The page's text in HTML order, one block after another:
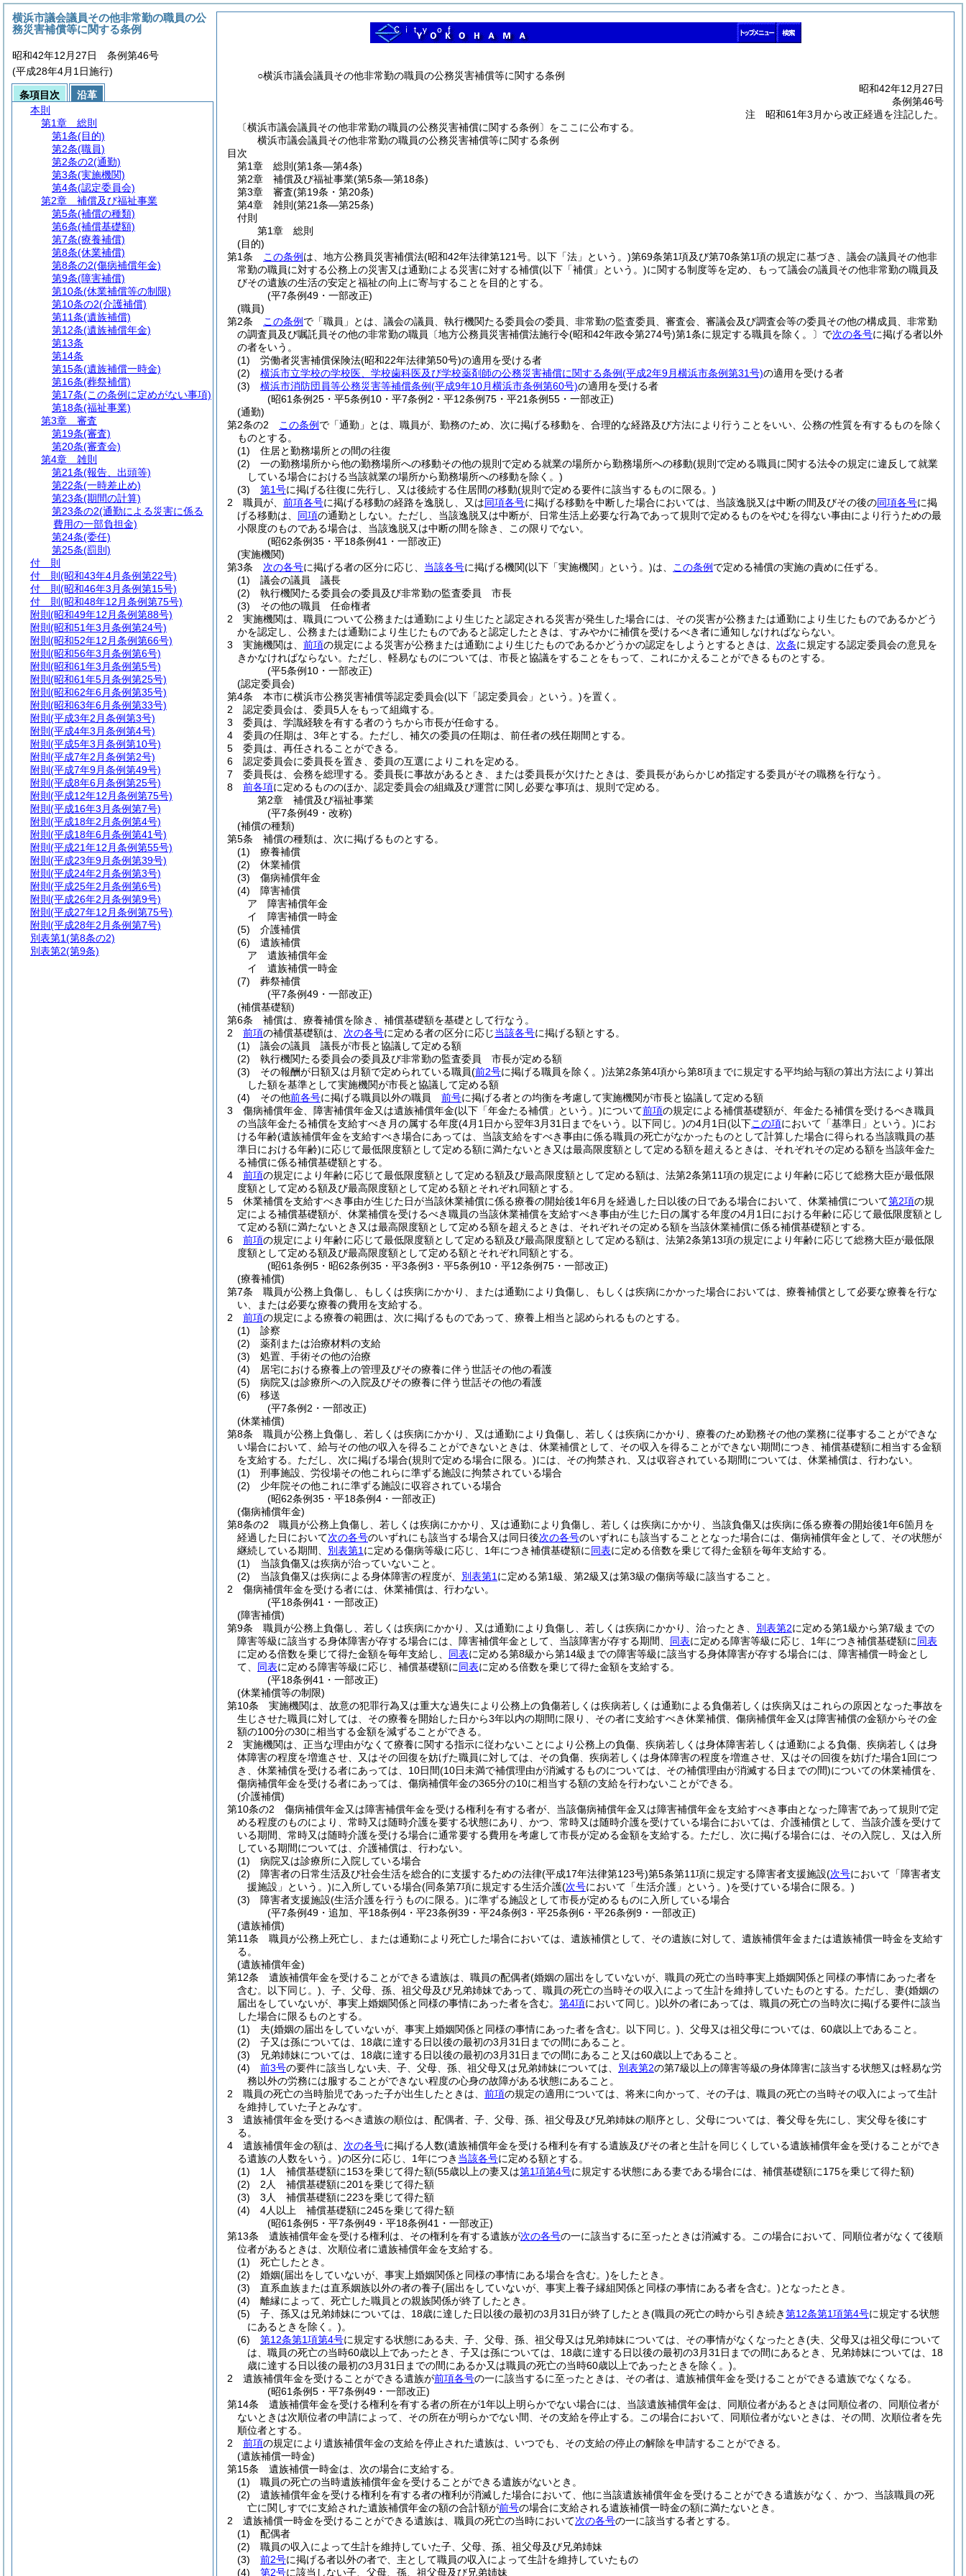
○横浜市議会議員その他非常勤の職員の公務災害補償等に関する条例
昭和42年12月27日
条例第46号
注 昭和61年3月から改正経過を注記した。
〔横浜市議会議員その他非常勤の職員の公務災害補償に関する条例〕をここに公布する。
横浜市議会議員その他非常勤の職員の公務災害補償等に関する条例
目次
第1章
総則 (第1条―第4条)
第2章
補償及び福祉事業(第5条―第18条)
第3章
審査(第19条・第20条)
第4章
雑則 (第21条―第25条)
付則
第1章
総則
(目的)
第1条
この条例 は、地方公務員災害補償法(昭和42年法律第121号。以下「法」という。)第69条第1項及び第70条第1項の規定に基づき、議会の議員その他非
常勤の職員に対する公務上の災害又は通勤による災害に対する補償(以下「補償」という。)に関する制度等を定め、もって議会の議員その他非常勤の職員及
びその遺族の生活の安定と福祉の向上に寄与することを目的とする。
(平7条例49・一部改正)
(職員)
第2条
この条例 で「職員」とは、議会の議員、執行機関たる委員会の委員、非常勤の監査委員、審査会、審議会及び調査会等の委員その他の構成員、非常勤
の調査員及び嘱託員その他の非常勤の職員〔地方公務員災害補償法施行令(昭和42年政令第274号)第1条に規定する職員を除く。 〕で次の各号に掲げる者以外
の者をいう。
(1)
労働者災害補償保険法(昭和22年法律第50号)の適用を受ける者
(2)
横浜市立学校の学校医、学校歯科医及び学校薬剤師の公務災害補償に関する条例(平成2年9月横浜市条例第31号)の適用を受ける者
(3)
横浜市消防団員等公務災害等補償条例(平成9年10月横浜市条例第60号)の適用を受ける者
(昭61条例25・平5条例10・平7条例2・平12条例75・平21条例55・一部改正)
(通勤)
第2条の2
この条例 で「通勤」とは、職員が、勤務のため、次に掲げる移動を、合理的な経路及び方法により行うことをいい、公務の性質を有するものを除く
ものとする。
(1)
住居と勤務場所との間の往復
(2)
一の勤務場所から他の勤務場所への移動その他の規則で定める就業の場所から勤務場所への移動(規則で定める職員に関する法令の規定に違反して就業
している場合における当該就業の場所から勤務場所への移動を除く。)
(3)
第1号に掲げる往復に先行し、又は後続する住居間の移動(規則で定める要件に該当するものに限る。)
2
職員が、 前項各号に掲げる移動の経路を逸脱し、又は同項各号に掲げる移動を中断した場合においては、当該逸脱又は中断の間及びその後の同項各号に掲
げる移動は、 同項の通勤としない。 ただし、当該逸脱又は中断が、日常生活上必要な行為であって規則で定めるものをやむを得ない事由により行うための最
小限度のものである場合は、当該逸脱又は中断の間を除き、この限りでない。
(昭62条例35・平18条例41・一部改正)
(実施機関)
第3条
次の各号に掲げる者の区分に応じ、 当該各号に掲げる機関(以下「実施機関」という。)は、 この条例 で定める補償の実施の責めに任ずる。
(1)
議会の議員 議長
(2)
執行機関たる委員会の委員及び非常勤の監査委員 市長
(3)
その他の職員 任命権者
2
実施機関は、職員について公務または通勤により生じたと認定される災害が発生した場合には、その災害が公務または通勤により生じたものであるかどう
かを認定し、公務または通勤により生じたものであると認定したときは、すみやかに補償を受けるべき者に通知しなければならない。
3
実施機関は、 前項の規定による災害が公務または通勤により生じたものであるかどうかの認定をしようとするときは、 次条に規定する認定委員会の意見を
きかなければならない。 ただし、軽易なものについては、市長と協議をすることをもって、これにかえることができるものとする。
(平5条例10・一部改正)
(認定委員会)
第4条
本市に横浜市公務災害補償等認定委員会(以下「認定委員会」という。)を置く。
2
認定委員会は、委員5人をもって組織する。
3
委員は、学識経験を有する者のうちから市長が任命する。
4
委員の任期は、3年とする。 ただし、補欠の委員の任期は、前任者の残任期間とする。
5
委員は、再任されることができる。
6
認定委員会に委員長を置き、委員の互選によりこれを定める。
7
委員長は、会務を総理する。 委員長に事故があるとき、または委員長が欠けたときは、委員長があらかじめ指定する委員がその職務を行なう。
8
前各項に定めるもののほか、認定委員会の組織及び運営に関し必要な事項は、規則で定める。
第2章
補償及び福祉事業
(平7条例49・改称)
(補償の種類)
第5条
補償の種類は、次に掲げるものとする。
(1)
療養補償
(2)
休業補償
(3)
傷病補償年金
(4)
障害補償
ア
障害補償年金
イ
障害補償一時金
(5)
介護補償
(6)
遺族補償
ア
遺族補償年金
イ
遺族補償一時金
(7)
葬祭補償
(平7条例49・一部改正)
(補償基礎額)
第6条
補償は、療養補償を除き、補償基礎額を基礎として行なう。
2
前項の補償基礎額は、 次の各号に定める者の区分に応じ当該各号に掲げる額とする。
(1)
議会の議員 議長が市長と協議して定める額
(2)
執行機関たる委員会の委員及び非常勤の監査委員 市長が定める額
(3)
その報酬が日額又は月額で定められている職員(前2号に掲げる職員を除く。)法第2条第4項から第8項までに規定する平均給与額の算出方法により算出
した額を基準として実施機関が市長と協議して定める額
(4)
その他前各号に掲げる職員以外の職員 前号に掲げる者との均衡を考慮して実施機関が市長と協議して定める額
3
傷病補償年金、障害補償年金又は遺族補償年金(以下「年金たる補償」という。)について前項の規定による補償基礎額が、年金たる補償を受けるべき職員
の当該年金たる補償を支給すべき月の属する年度(4月1日から翌年3月31日までをいう。以下同じ。)の4月1日(以下この項において「基準日」という。)にお
ける年齢(遺族補償年金を支給すべき場合にあっては、当該支給をすべき事由に係る職員の死亡がなかったものとして計算した場合に得られる当該職員の基
準日における年齢)に応じて最低限度額として定める額に満たないとき又は最高限度額として定める額を超えるときは、それぞれその定める額を当該年金た
る補償に係る補償基礎額とする。
4
前項の規定により年齢に応じて最低限度額として定める額及び最高限度額として定める額は、法第2条第11項の規定により年齢に応じて総務大臣が最低限
度額として定める額及び最高限度額として定める額とそれぞれ同額とする。
5
休業補償を支給すべき事由が生じた日が当該休業補償に係る療養の開始後1年6月を経過した日以後の日である場合において、休業補償について第2項の規
定による補償基礎額が、休業補償を受けるべき職員の当該休業補償を支給すべき事由が生じた日の属する年度の4月1日における年齢に応じて最低限度額とし
て定める額に満たないとき又は最高限度額として定める額を超えるときは、それぞれその定める額を当該休業補償に係る補償基礎額とする。
6
前項の規定により年齢に応じて最低限度額として定める額及び最高限度額として定める額は、法第2条第13項の規定により年齢に応じて総務大臣が最低限
度額として定める額及び最高限度額として定める額とそれぞれ同額とする。
(昭61条例5・昭62条例35・平3条例3・平5条例10・平12条例75・一部改正)
(療養補償)
第7条
職員が公務上負傷し、もしくは疾病にかかり、または通勤により負傷し、もしくは疾病にかかった場合においては、療養補償として必要な療養を行な
い、または必要な療養の費用を支給する。
2
前項の規定による療養の範囲は、次に掲げるものであって、療養上相当と認められるものとする。
(1)
診察
(2)
薬剤または治療材料の支給
(3)
処置、手術その他の治療
(4)
居宅における療養上の管理及びその療養に伴う世話その他の看護
(5)
病院又は診療所への入院及びその療養に伴う世話その他の看護
(6)
移送
(平7条例2・一部改正)
(休業補償)
第8条
職員が公務上負傷し、若しくは疾病にかかり、又は通勤により負傷し、若しくは疾病にかかり、療養のため勤務その他の業務に従事することができな
い場合において、給与その他の収入を得ることができないときは、休業補償として、その収入を得ることができない期間につき、補償基礎額に相当する金額
を支給する。 ただし、次に掲げる場合(規則で定める場合に限る。)には、その拘禁され、又は収容されている期間については、休業補償は、行わない。
(1)
刑事施設、労役場その他これらに準ずる施設に拘禁されている場合
(2)
少年院その他これに準ずる施設に収容されている場合
(昭62条例35・平18条例4・一部改正)
(傷病補償年金)
第8条の2
職員が公務上負傷し、若しくは疾病にかかり、又は通勤により負傷し、若しくは疾病にかかり、当該負傷又は疾病に係る療養の開始後1年6箇月を
経過した日において次の各号のいずれにも該当する場合又は同日後次の各号のいずれにも該当することとなった場合には、傷病補償年金として、その状態が
継続している期間、 別表第1 に定める傷病等級に応じ、1年につき補償基礎額に同表に定める倍数を乗じて得た金額を毎年支給する。
(1)
当該負傷又は疾病が治っていないこと。
(2)
当該負傷又は疾病による身体障害の程度が、 別表第1 に定める第1級、第2級又は第3級の傷病等級に該当すること。
2
傷病補償年金を受ける者には、休業補償は、行わない。
(平18条例41・一部改正)
(障害補償)
第9条
職員が公務上負傷し、若しくは疾病にかかり、又は通勤により負傷し、若しくは疾病にかかり、治ったとき、 別表第2に定める第1級から第7級までの
障害等級に該当する身体障害が存する場合には、障害補償年金として、当該障害が存する期間、 同表に定める障害等級に応じ、1年につき補償基礎額に同表
に定める倍数を乗じて得た金額を毎年支給し、 同表に定める第8級から第14級までの障害等級に該当する身体障害が存する場合には、障害補償一時金とし
て、 同表に定める障害等級に応じ、補償基礎額に同表に定める倍数を乗じて得た金額を支給する。
(平18条例41・一部改正)
(休業補償等の制限)
第10条
実施機関は、故意の犯罪行為又は重大な過失により公務上の負傷若しくは疾病若しくは通勤による負傷若しくは疾病又はこれらの原因となった事故を
生じさせた職員に対しては、その療養を開始した日から3年以内の期間に限り、その者に支給すべき休業補償、傷病補償年金又は障害補償の金額からその金
額の100分の30に相当する金額を減ずることができる。
2
実施機関は、正当な理由がなくて療養に関する指示に従わないことにより公務上の負傷、疾病若しくは身体障害若しくは通勤による負傷、疾病若しくは身
体障害の程度を増進させ、又はその回復を妨げた職員に対しては、その負傷、疾病若しくは身体障害の程度を増進させ、又はその回復を妨げた場合1回につ
き、休業補償を受ける者にあっては、10日間(10日未満で補償理由が消滅するものについては、その補償理由が消滅する日までの間)についての休業補償を、
傷病補償年金を受ける者にあっては、傷病補償年金の365分の10に相当する額の支給を行わないことができる。
(介護補償)
第10条の2
傷病補償年金又は障害補償年金を受ける権利を有する者が、当該傷病補償年金又は障害補償年金を支給すべき事由となった障害であって規則で定
める程度のものにより、常時又は随時介護を要する状態にあり、かつ、常時又は随時介護を受けている場合においては、介護補償として、当該介護を受けて
いる期間、常時又は随時介護を受ける場合に通常要する費用を考慮して市長が定める金額を支給する。 ただし、次に掲げる場合には、その入院し、又は入所
している期間については、介護補償は、行わない。
(1)
病院又は診療所に入院している場合
(2)
障害者の日常生活及び社会生活を総合的に支援するための法律(平成17年法律第123号)第5条第11項に規定する障害者支援施設(次号において「障害者支
援施設」という。)に入所している場合(同条第7項に規定する生活介護(次号において「生活介護」という。)を受けている場合に限る。)
(3)
障害者支援施設(生活介護を行うものに限る。)に準ずる施設として市長が定めるものに入所している場合
(平7条例49・追加、平18条例4・平23条例39・平24条例3・平25条例6・平26条例9・一部改正)
(遺族補償)
第11条
職員が公務上死亡し、または通勤により死亡した場合においては、遺族補償として、その遺族に対して、遺族補償年金または遺族補償一時金を支給す
る。
(遺族補償年金)
第12条
遺族補償年金を受けることができる遺族は、職員の配偶者(婚姻の届出をしていないが、職員の死亡の当時事実上婚姻関係と同様の事情にあった者を
含む。以下同じ。) 、子、父母、孫、祖父母及び兄弟姉妹であって、職員の死亡の当時その収入によって生計を維持していたものとする。 ただし、妻(婚姻の
届出をしていないが、事実上婚姻関係と同様の事情にあった者を含む。 第4項において同じ。)以外の者にあっては、職員の死亡の当時次に掲げる要件に該当
した場合に限るものとする。
(1)
夫(婚姻の届出をしていないが、事実上婚姻関係と同様の事情にあった者を含む。以下同じ。) 、父母又は祖父母については、60歳以上であること。
(2)
子又は孫については、18歳に達する日以後の最初の3月31日までの間にあること。
(3)
兄弟姉妹については、18歳に達する日以後の最初の3月31日までの間にあること又は60歳以上であること。
(4)
前3号の要件に該当しない夫、子、父母、孫、祖父母又は兄弟姉妹については、 別表第2の第7級以上の障害等級の身体障害に該当する状態又は軽易な労
務以外の労務には服することができない程度の心身の故障がある状態にあること。
2
職員の死亡の当時胎児であった子が出生したときは、 前項の規定の適用については、将来に向かって、その子は、職員の死亡の当時その収入によって生計
を維持していた子とみなす。
3
遺族補償年金を受けるべき遺族の順位は、配偶者、子、父母、孫、祖父母及び兄弟姉妹の順序とし、父母については、養父母を先にし、実父母を後にす
る。
4
遺族補償年金の額は、 次の各号に掲げる人数(遺族補償年金を受ける権利を有する遺族及びその者と生計を同じくしている遺族補償年金を受けることができ
る遺族の人数をいう。)の区分に応じ、1年につき 当該各号に定める額とする。
(1)
1人 補償基礎額に153を乗じて得た額(55歳以上の妻又は第1項第4号に規定する状態にある妻である場合には、補償基礎額に175を乗じて得た額)
(2)
2人 補償基礎額に201を乗じて得た額
(3)
3人 補償基礎額に223を乗じて得た額
(4)
4人以上 補償基礎額に245を乗じて得た額
(昭61条例5・平7条例49・平18条例41・一部改正)
第13条
遺族補償年金を受ける権利は、その権利を有する遺族が次の各号の一に該当するに至ったときは消滅する。
この場合において、同順位者がなくて後順
位者があるときは、次順位者に遺族補償年金を支給する。
(1)
死亡したとき。
(2)
婚姻(届出をしていないが、事実上婚姻関係と同様の事情にある場合を含む。)をしたとき。
(3)
直系血族または直系姻族以外の者の養子(届出をしていないが、事実上養子縁組関係と同様の事情にある者を含む。)となったとき。
(4)
離縁によって、死亡した職員との親族関係が終了したとき。
(5)
子、孫又は兄弟姉妹については、18歳に達した日以後の最初の3月31日が終了したとき(職員の死亡の時から引き続き第12条第1項第4号に規定する状態
にあるときを除く。)。
(6)
第12条第1項第4号に規定する状態にある夫、子、父母、孫、祖父母又は兄弟姉妹については、その事情がなくなったとき(夫、父母又は祖父母について
は、職員の死亡の当時60歳以上であったとき、子又は孫については、18歳に達する日以後の最初の3月31日までの間にあるとき、兄弟姉妹については、18
歳に達する日以後の最初の3月31日までの間にあるか又は職員の死亡の当時60歳以上であったときを除く。)。
2
遺族補償年金を受けることができる遺族が前項各号の一に該当するに至ったときは、その者は、遺族補償年金を受けることができる遺族でなくなる。
(昭61条例5・平7条例49・一部改正)
第14条
遺族補償年金を受ける権利を有する者の所在が1年以上明らかでない場合には、当該遺族補償年金は、同順位者があるときは同順位者の、同順位者が
ないときは次順位者の申請によって、その所在が明らかでない間、その支給を停止する。
この場合において、同順位者がないときは、その間、次順位者を先
順位者とする。
2
前項の規定により遺族補償年金の支給を停止された遺族は、いつでも、その支給の停止の解除を申請することができる。
(遺族補償一時金)
第15条
遺族補償一時金は、次の場合に支給する。
(1)
職員の死亡の当時遺族補償年金を受けることができる遺族がないとき。
(2)
遺族補償年金を受ける権利を有する者の権利が消滅した場合において、他に当該遺族補償年金を受けることができる遺族がなく、かつ、当該職員の死
亡に関しすでに支給された遺族補償年金の額の合計額が前号の場合に支給される遺族補償一時金の額に満たないとき。
2
遺族補償一時金を受けることができる遺族は、職員の死亡の当時において次の各号の一に該当する者とする。
(1)
配偶者
(2)
職員の収入によって生計を維持していた子、父母、孫、祖父母及び兄弟姉妹
(3)
前2号に掲げる者以外の者で、主として職員の収入によって生計を維持していたもの
(4)
第2号に該当しない子、父母、孫、祖父母及び兄弟姉妹
横浜市議会議員その他非常勤の職員の公
務災害補償等に関する条例
昭和42年12月27日 条例第46号
(平成28年4月1日施行)
条項目次
沿革
本則
第1章
総則
第1条(目的)
第2条(職員)
第2条の2(通勤)
第3条(実施機関)
第4条(認定委員会)
第2章
補償及び福祉事業
第5条(補償の種類)
第6条(補償基礎額)
第7条(療養補償)
第8条(休業補償)
第8条の2(傷病補償年金)
第9条(障害補償)
第10条(休業補償等の制限)
第10条の2(介護補償)
第11条(遺族補償)
第12条(遺族補償年金)
第13条
第14条
第15条(遺族補償一時金)
第16条(葬祭補償)
第17条(この条例に定めがない事項)
第18条(福祉事業)
第3章
審査
第19条(審査)
第20条(審査会)
第4章
雑則
第21条(報告、出頭等)
第22条(一時差止め)
第23条(期間の計算)
第23条の2(通勤による災害に係る
費用の一部負担金)
第24条(委任)
第25条(罰則)
付 則
付 則 (昭和43年4月条例第22号)
付 則 (昭和46年3月条例第15号)
付 則 (昭和48年12月条例第75号)
附則 (昭和49年12月条例第88号)
附則 (昭和51年3月条例第24号)
附則 (昭和52年12月条例第66号)
附則 (昭和56年3月条例第6号)
附則 (昭和61年3月条例第5号)
附則 (昭和61年5月条例第25号)
附則 (昭和62年6月条例第35号)
附則 (昭和63年6月条例第33号)
附則 (平成3年2月条例第3号)
附則 (平成4年3月条例第4号)
附則 (平成5年3月条例第10号)
附則 (平成7年2月条例第2号)
附則 (平成7年9月条例第49号)
附則 (平成8年6月条例第25号)
附則 (平成12年12月条例第75号)
附則 (平成16年3月条例第7号)
附則 (平成18年2月条例第4号)
附則 (平成18年6月条例第41号)
附則 (平成21年12月条例第55号)
附則 (平成23年9月条例第39号)
附則 (平成24年2月条例第3号)
附則 (平成25年2月条例第6号)
附則 (平成26年2月条例第9号)
附則 (平成27年12月条例第75号)
附則 (平成28年2月条例第7号)
別表第1(第8条の2)
別表第2(第9条)